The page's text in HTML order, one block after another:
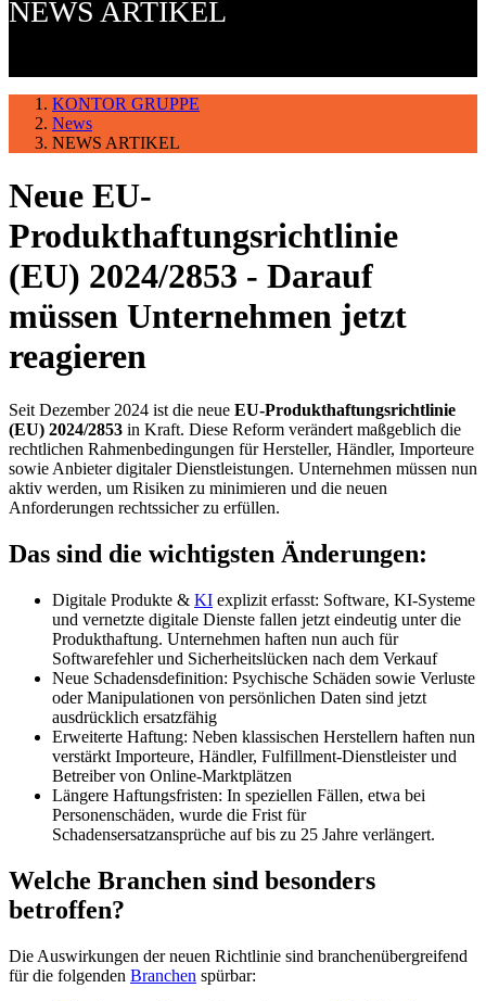
NEWS ARTIKEL
KONTOR GRUPPE
News
NEWS ARTIKEL
Neue EU-
Produkthaftungsrichtlinie
(EU) 2024/2853 - Darauf
müssen Unternehmen jetzt
reagieren
Seit Dezember 2024 ist die neue EU-Produkthaftungsrichtlinie
(EU) 2024/2853 in Kraft. Diese Reform verändert maßgeblich die
rechtlichen Rahmenbedingungen für Hersteller, Händler, Importeure
sowie Anbieter digitaler Dienstleistungen. Unternehmen müssen nun
aktiv werden, um Risiken zu minimieren und die neuen
Anforderungen rechtssicher zu erfüllen.
Das sind die wichtigsten Änderungen:
Digitale Produkte & KI explizit erfasst: Software, KI-Systeme
und vernetzte digitale Dienste fallen jetzt eindeutig unter die
Produkthaftung. Unternehmen haften nun auch für
Softwarefehler und Sicherheitslücken nach dem Verkauf
Neue Schadensdefinition: Psychische Schäden sowie Verluste
oder Manipulationen von persönlichen Daten sind jetzt
ausdrücklich ersatzfähig
Erweiterte Haftung: Neben klassischen Herstellern haften nun
verstärkt Importeure, Händler, Fulfillment-Dienstleister und
Betreiber von Online-Marktplätzen
Längere Haftungsfristen: In speziellen Fällen, etwa bei
Personenschäden, wurde die Frist für
Schadensersatzansprüche auf bis zu 25 Jahre verlängert.
Welche Branchen sind besonders
betroffen?
Die Auswirkungen der neuen Richtlinie sind branchenübergreifend
für die folgenden Branchen spürbar: